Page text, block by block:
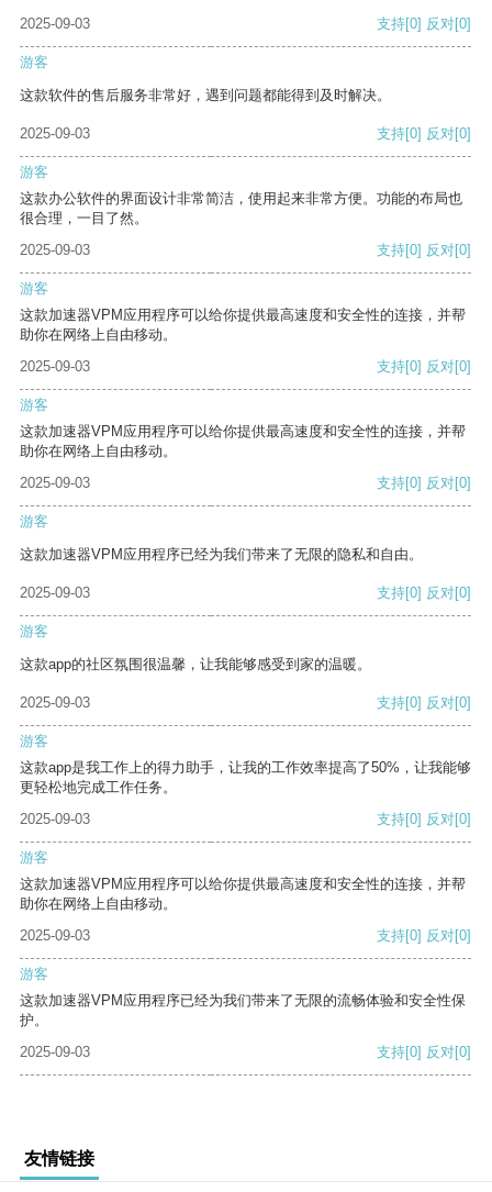
2025-09-03 支持[0] 反对[0]
游客
这款软件的售后服务非常好，遇到问题都能得到及时解决。
2025-09-03 支持[0] 反对[0]
游客
这款办公软件的界面设计非常简洁，使用起来非常方便。功能的布局也
很合理，一目了然。
2025-09-03
支持[0] 反对[0]
游客
这款加速器VPM应用程序可以给你提供最高速度和安全性的连接，并帮
助你在网络上自由移动。
2025-09-03
支持[0] 反对[0]
游客
这款加速器VPM应用程序可以给你提供最高速度和安全性的连接，并帮
助你在网络上自由移动。
2025-09-03
支持[0] 反对[0]
游客
这款加速器VPM应用程序已经为我们带来了无限的隐私和自由。
2025-09-03 支持[0] 反对[0]
游客
这款app的社区氛围很温馨，让我能够感受到家的温暖。
2025-09-03 支持[0] 反对[0]
游客
这款app是我工作上的得力助手，让我的工作效率提高了50%，让我能够
更轻松地完成工作任务。
2025-09-03
支持[0] 反对[0]
游客
这款加速器VPM应用程序可以给你提供最高速度和安全性的连接，并帮
助你在网络上自由移动。
2025-09-03
支持[0] 反对[0]
游客
这款加速器VPM应用程序已经为我们带来了无限的流畅体验和安全性保
护。
2025-09-03
支持[0] 反对[0]
友情链接